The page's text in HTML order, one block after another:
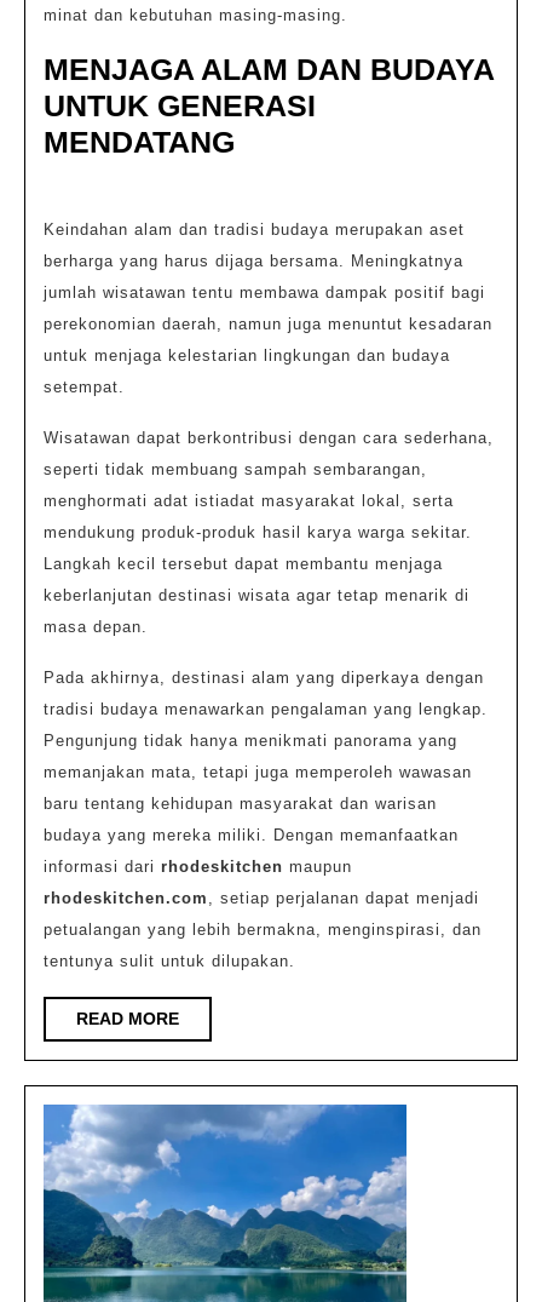
minat dan kebutuhan masing-masing.
MENJAGA ALAM DAN BUDAYA
UNTUK GENERASI
MENDATANG
Keindahan alam dan tradisi budaya merupakan aset
berharga yang harus dijaga bersama. Meningkatnya
jumlah wisatawan tentu membawa dampak positif bagi
perekonomian daerah, namun juga menuntut kesadaran
untuk menjaga kelestarian lingkungan dan budaya
setempat.
Wisatawan dapat berkontribusi dengan cara sederhana,
seperti tidak membuang sampah sembarangan,
menghormati adat istiadat masyarakat lokal, serta
mendukung produk-produk hasil karya warga sekitar.
Langkah kecil tersebut dapat membantu menjaga
keberlanjutan destinasi wisata agar tetap menarik di
masa depan.
Pada akhirnya, destinasi alam yang diperkaya dengan
tradisi budaya menawarkan pengalaman yang lengkap.
Pengunjung tidak hanya menikmati panorama yang
memanjakan mata, tetapi juga memperoleh wawasan
baru tentang kehidupan masyarakat dan warisan
budaya yang mereka miliki. Dengan memanfaatkan
informasi dari rhodeskitchen maupun
rhodeskitchen.com , setiap perjalanan dapat menjadi
petualangan yang lebih bermakna, menginspirasi, dan
tentunya sulit untuk dilupakan.
READ MOREREAD
MORE